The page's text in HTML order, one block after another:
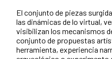
El conjunto de piezas
las dinámicas de lo virtual,
visibilizan los mecanismos
conjunto de propuestas
herramienta, experiencia